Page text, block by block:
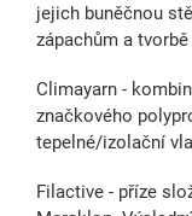
jejich buněčnou
zápachům a
Climayarn -
značkového
tepelné/izolační
Filactive - příze